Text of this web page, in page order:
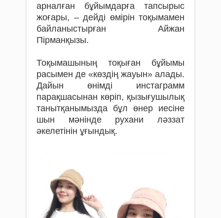
арналған бұйымдарға тапсырыс
жоғары, – дейді өмірін тоқымамен
байланыстырған Айжан
Пірманқызы.
Тоқымашының тоқыған бұйымы
расымен де «көздің жауын» алады.
Дайын өнімді инстаграмм
парақшасынан көріп, қызығушылық
танытқанымызда бұл өнер иесіне
шын мәнінде рухани ләззат
әкелетінін ұғындық.